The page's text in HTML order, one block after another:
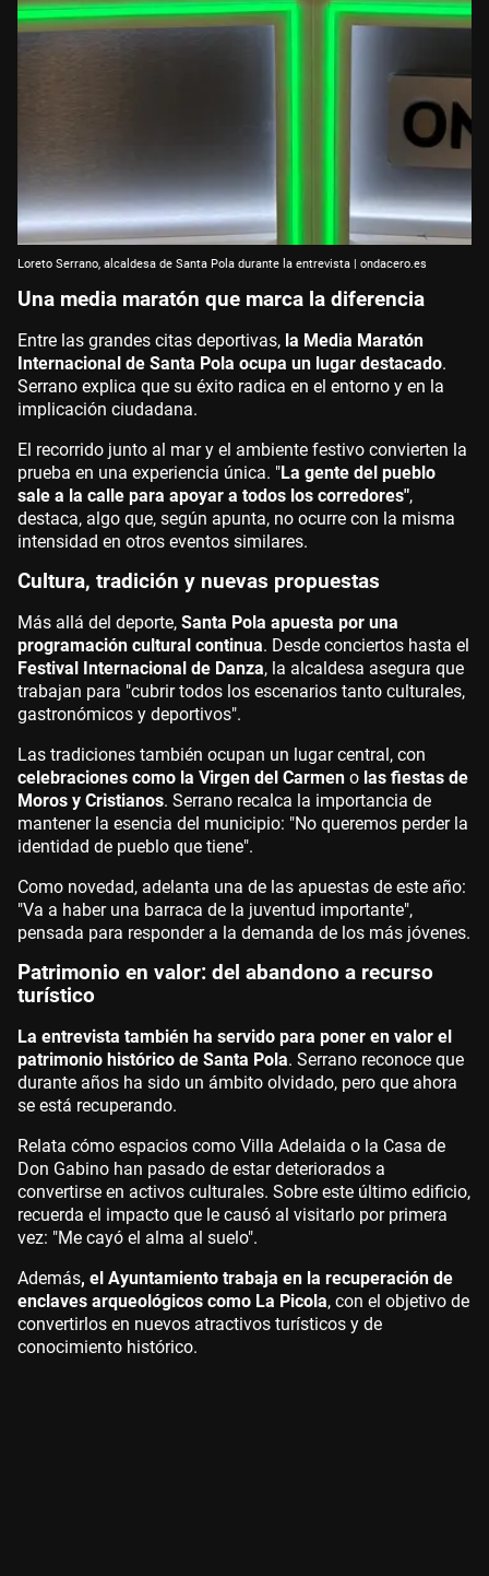
Loreto Serrano, alcaldesa de Santa Pola durante la entrevista | ondacero.es
Una media maratón que marca la diferencia
Entre las grandes citas deportivas, la Media Maratón
Internacional de Santa Pola ocupa un lugar destacado.
Serrano explica que su éxito radica en el entorno y en la
implicación ciudadana.
El recorrido junto al mar y el ambiente festivo convierten la
prueba en una experiencia única. "La gente del pueblo
sale a la calle para apoyar a todos los corredores",
destaca, algo que, según apunta, no ocurre con la misma
intensidad en otros eventos similares.
Cultura, tradición y nuevas propuestas
Más allá del deporte, Santa Pola apuesta por una
programación cultural continua. Desde conciertos hasta el
Festival Internacional de Danza, la alcaldesa asegura que
trabajan para "cubrir todos los escenarios tanto culturales,
gastronómicos y deportivos".
Las tradiciones también ocupan un lugar central, con
celebraciones como la Virgen del Carmen o las fiestas de
Moros y Cristianos. Serrano recalca la importancia de
mantener la esencia del municipio: "No queremos perder la
identidad de pueblo que tiene".
Como novedad, adelanta una de las apuestas de este año:
"Va a haber una barraca de la juventud importante",
pensada para responder a la demanda de los más jóvenes.
Patrimonio en valor: del abandono a recurso
turístico
La entrevista también ha servido para poner en valor el
patrimonio histórico de Santa Pola. Serrano reconoce que
durante años ha sido un ámbito olvidado, pero que ahora
se está recuperando.
Relata cómo espacios como Villa Adelaida o la Casa de
Don Gabino han pasado de estar deteriorados a
convertirse en activos culturales. Sobre este último edificio,
recuerda el impacto que le causó al visitarlo por primera
vez: "Me cayó el alma al suelo".
Además, el Ayuntamiento trabaja en la recuperación de
enclaves arqueológicos como La Picola, con el objetivo de
convertirlos en nuevos atractivos turísticos y de
conocimiento histórico.